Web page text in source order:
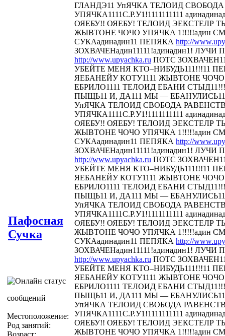
Пафосная
Сучка
сообщений
Местоположение:
Род занятий:
Возраст:
ГЛАНДЭ11 УпЯЧКА ТЕЛОИД
УПЯЧКА1111С.Р.У1!1111111111
ОЯЕБУ!! ОЯЕБУ! ТЕЛОИД ЭЕКСТЕЛР
ЖЫВТОНЕ ЧОЧО УПЯЧКА 1!!!!!адин
СУКАадинадин11 ПЕПЯКА http://
ЗОХВАЧЕНадин11111!адинадин1! ЛУЧИ
http://www.upyachka.ru ПОТС
УБЕЙТЕ МЕНЯ КТО–НИБУДЬ111!!!11
ЯЕБАНЕЙУ КОТУ1111 ЖЫВТОНЕ ЧОЧО
ЕБРИЛО1111 ТЕЛОИД ЕБАНИ СТЫД11!!!
ПЫЩЬ11 И, ДА111 МЫ —
УпЯЧКА ТЕЛОИД СВОБОДА
УПЯЧКА1111С.Р.У1!1111111111
ОЯЕБУ!! ОЯЕБУ! ТЕЛОИД ЭЕКСТЕЛР
ЖЫВТОНЕ ЧОЧО УПЯЧКА 1!!!!!адин
СУКАадинадин11 ПЕПЯКА http://
ЗОХВАЧЕНадин11111!адинадин1! ЛУЧИ
http://www.upyachka.ru ПОТС
УБЕЙТЕ МЕНЯ КТО–НИБУДЬ111!!!11
ЯЕБАНЕЙУ КОТУ1111 ЖЫВТОНЕ ЧОЧО
ЕБРИЛО1111 ТЕЛОИД ЕБАНИ СТЫД11!!!
ПЫЩЬ11 И, ДА111 МЫ —
УпЯЧКА ТЕЛОИД СВОБОДА
УПЯЧКА1111С.Р.У1!1111111111
ОЯЕБУ!! ОЯЕБУ! ТЕЛОИД ЭЕКСТЕЛР
ЖЫВТОНЕ ЧОЧО УПЯЧКА 1!!!!!адин
СУКАадинадин11 ПЕПЯКА http://
ЗОХВАЧЕНадин11111!адинадин1! ЛУЧИ
http://www.upyachka.ru ПОТС
УБЕЙТЕ МЕНЯ КТО–НИБУДЬ111!!!11
ЯЕБАНЕЙУ КОТУ1111 ЖЫВТОНЕ ЧОЧО
ЕБРИЛО1111 ТЕЛОИД ЕБАНИ СТЫД11!!!
ПЫЩЬ11 И, ДА111 МЫ —
УпЯЧКА ТЕЛОИД СВОБОДА
УПЯЧКА1111С.Р.У1!1111111111
ОЯЕБУ!! ОЯЕБУ! ТЕЛОИД ЭЕКСТЕЛР
ЖЫВТОНЕ ЧОЧО УПЯЧКА 1!!!!!адин